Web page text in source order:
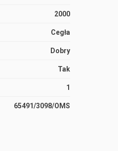
2000
Cegła
Dobry
Tak
1
65491/3098/OMS